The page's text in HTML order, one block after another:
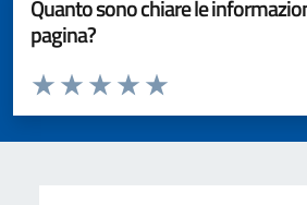
Quanto sono chiare le
pagina?
Valuta da 1 a 5 stelle la pagina
Valuta 5 stelle su 5
Valuta 4 stelle su 5
Valuta 3 stelle su 5
Valuta 2 stelle su 5
Valuta 1 stelle su 5